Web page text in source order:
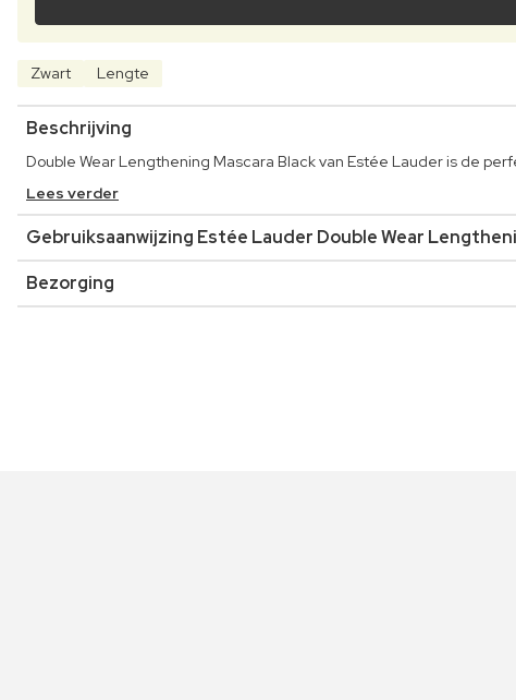
Zwart Lengte
Beschrijving
Double Wear Lengthening Mascara Black van Estée Lauder is de
Lees verder
Gebruiksaanwijzing Estée Lauder Double Wear
Bezorging